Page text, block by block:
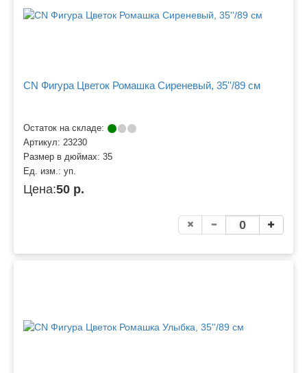
CN Фигура Цветок Ромашка Сиреневый, 35''/89 см
Остаток на складе:
Артикул: 23230
Размер в дюймах: 35
Ед. изм.: уп.
Цена:50 р.